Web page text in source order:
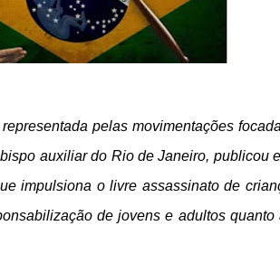
pelas movimentações
bispo auxiliar do Rio de Janeiro, publicou
impulsiona o livre assassinato de
de jovens e adultos